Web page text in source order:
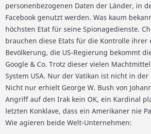
personenbezogenen Daten der Länder, in
Facebook genutzt werden. Was kaum
höchsten Etat für seine Spionagedienste.
brauchen diese Etats für die Kontrolle ihrer
Bevölkerung, die US-Regierung bekommt
Google & Co. Trotz dieser vielen
System USA. Nur der Vatikan ist nicht in der
Nicht nur erhielt George W. Bush von
Angriff auf den Irak kein OK, ein Kardinal
letzten Konklave, dass ein Amerikaner nie
Wie agieren beide Welt-Unternehmen: